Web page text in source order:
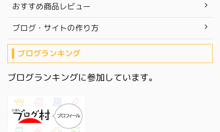
おすすめ商品レビュー
ブログ・サイトの作り方
ブログランキング
ブログランキングに参加しています。